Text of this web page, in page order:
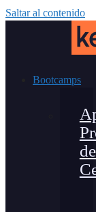
Saltar al contenido
Bootcamps